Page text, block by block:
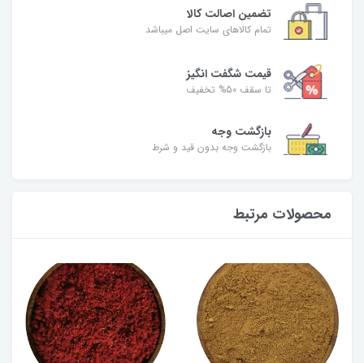
تضمین اصالت کالا
تمام کالاهای سایت اصل میباشد
قیمت شگفت انگیز
تا سقف 50% تخفیف
بازگشت وجه
بازگشت وجه بدون قید و شرط
محصولات مرتبط